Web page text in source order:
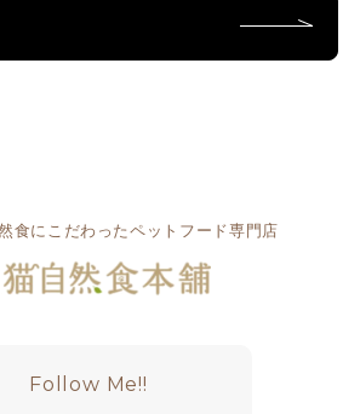
食にこだわったペットフード専門店
Follow Me!!